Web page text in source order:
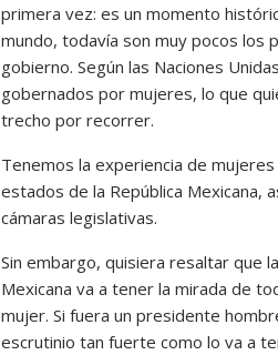
primera vez: es un momento
mundo, todavía son muy pocos los
gobierno. Según las Naciones
gobernados por mujeres, lo que
trecho por recorrer.
Tenemos la experiencia de
estados de la República Mexicana,
cámaras legislativas.
Sin embargo, quisiera resaltar que
Mexicana va a tener la mirada de
mujer. Si fuera un presidente
escrutinio tan fuerte como lo va a